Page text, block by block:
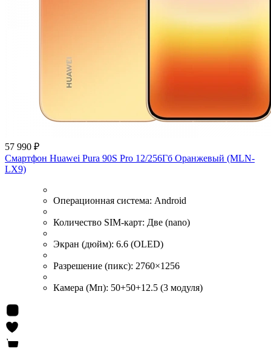
57 990 ₽
Смартфон Huawei Pura 90S Pro 12/256Гб Оранжевый (MLN-
LX9)
Операционная система: Android
Количество SIM-карт: Две (nano)
Экран (дюйм): 6.6 (OLED)
Разрешение (пикс): 2760×1256
Камера (Мп): 50+50+12.5 (3 модуля)